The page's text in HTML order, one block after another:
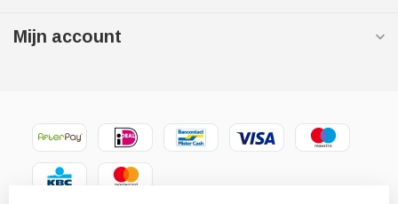
Mijn account